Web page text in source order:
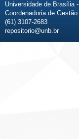
Universidade de Brasília
Coordenadoria de
(61) 3107-2683
repositorio@unb.br